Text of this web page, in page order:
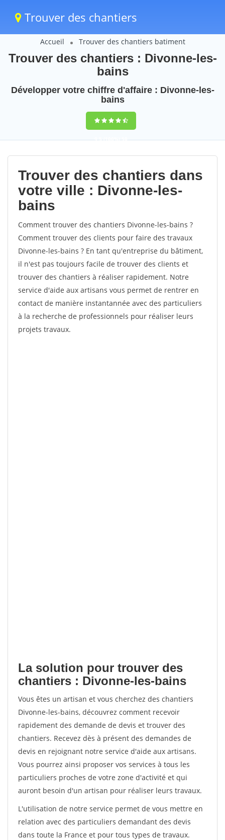
Trouver des chantiers
Accueil Trouver des chantiers batiment
Trouver des chantiers : Divonne-les-
bains
Développer votre chiffre d'affaire : Divonne-les-
bains
9,5(100%)50
votes
Trouver des chantiers dans
votre ville : Divonne-les-
bains
Comment trouver des chantiers Divonne-les-bains ?
Comment trouver des clients pour faire des travaux
Divonne-les-bains ? En tant qu'entreprise du bâtiment,
il n'est pas toujours facile de trouver des clients et
trouver des chantiers à réaliser rapidement. Notre
service d'aide aux artisans vous permet de rentrer en
contact de manière instantannée avec des particuliers
à la recherche de professionnels pour réaliser leurs
projets travaux.
La solution pour trouver des
chantiers : Divonne-les-bains
Vous êtes un artisan et vous cherchez des chantiers
Divonne-les-bains, découvrez comment recevoir
rapidement des demande de devis et trouver des
chantiers. Recevez dès à présent des demandes de
devis en rejoignant notre service d'aide aux artisans.
Vous pourrez ainsi proposer vos services à tous les
particuliers proches de votre zone d'activité et qui
auront besoin d'un artisan pour réaliser leurs travaux.
L'utilisation de notre service permet de vous mettre en
relation avec des particuliers demandant des devis
dans toute la France et pour tous types de travaux.